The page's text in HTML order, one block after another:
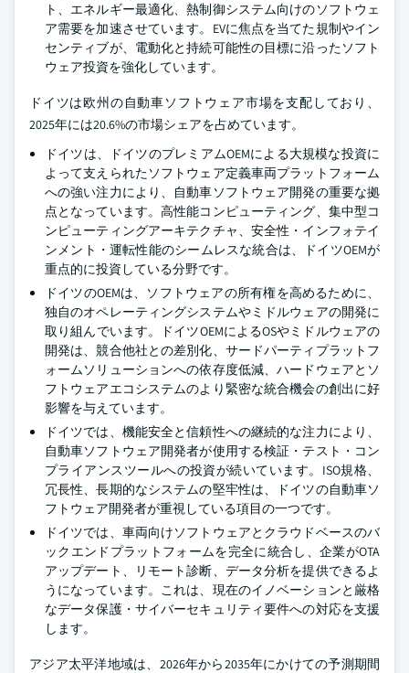
ト、エネルギー最適化、熱制御システム向けのソフトウェ
ア需要を加速させています。EVに焦点を当てた規制やイン
センティブが、電動化と持続可能性の目標に沿ったソフト
ウェア投資を強化しています。
ドイツは欧州の自動車ソフトウェア市場を支配しており、
2025年には20.6%の市場シェアを占めています。
ドイツは、ドイツのプレミアムOEMによる大規模な投資に
よって支えられたソフトウェア定義車両プラットフォーム
への強い注力により、自動車ソフトウェア開発の重要な拠
点となっています。高性能コンピューティング、集中型コ
ンピューティングアーキテクチャ、安全性・インフォテイ
ンメント・運転性能のシームレスな統合は、ドイツOEMが
重点的に投資している分野です。
ドイツのOEMは、ソフトウェアの所有権を高めるために、
独自のオペレーティングシステムやミドルウェアの開発に
取り組んでいます。ドイツOEMによるOSやミドルウェアの
開発は、競合他社との差別化、サードパーティプラットフ
ォームソリューションへの依存度低減、ハードウェアとソ
フトウェアエコシステムのより緊密な統合機会の創出に好
影響を与えています。
ドイツでは、機能安全と信頼性への継続的な注力により、
自動車ソフトウェア開発者が使用する検証・テスト・コン
プライアンスツールへの投資が続いています。ISO規格、
冗長性、長期的なシステムの堅牢性は、ドイツの自動車ソ
フトウェア開発者が重視している項目の一つです。
ドイツでは、車両向けソフトウェアとクラウドベースのバ
ックエンドプラットフォームを完全に統合し、企業がOTA
アップデート、リモート診断、データ分析を提供できるよ
うになっています。これは、現在のイノベーションと厳格
なデータ保護・サイバーセキュリティ要件への対応を支援
します。
アジア太平洋地域は、2026年から2035年にかけての予測期間